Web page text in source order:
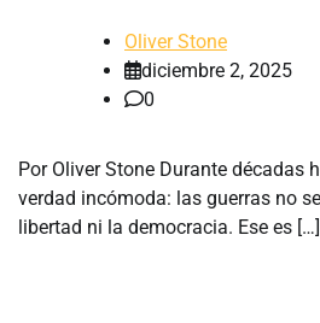
Oliver Stone
diciembre 2, 2025
0
Por Oliver Stone Durante décadas
verdad incómoda: las guerras no
libertad ni la democracia. Ese es […]